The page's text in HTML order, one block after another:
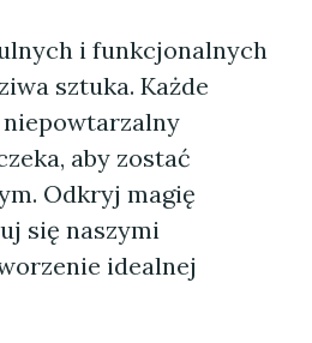
i funkcjonalnych
sztuka. Każde
aby zostać
Odkryj magię
się naszymi
idealnej